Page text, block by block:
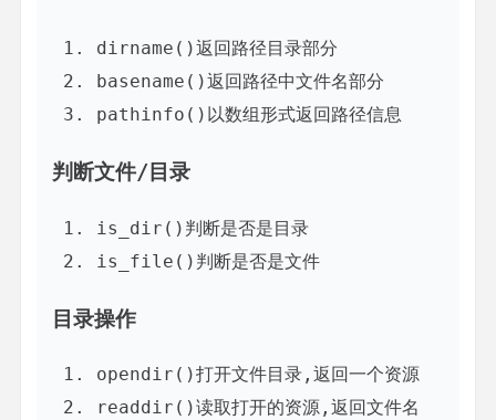
dirname()返回路径目录部分
basename()返回路径中文件名部分
pathinfo()以数组形式返回路径信息
判断文件/目录
is_dir()判断是否是目录
is_file()判断是否是文件
目录操作
opendir()打开文件目录,返回一个资源
readdir()读取打开的资源,返回文件名